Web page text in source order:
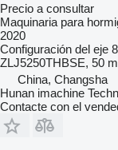
Precio a consultar
Maquinaria para
2020
Configuración del eje
ZLJ5250THBSE, 50 m
China, Changsha
Hunan imachine
Contacte con el